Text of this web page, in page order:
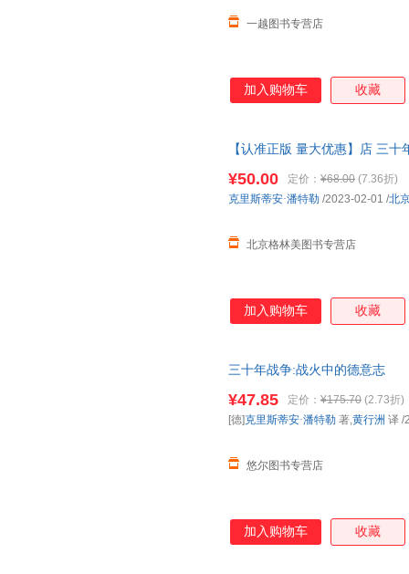
一越图书专营店
加入购物车 收藏
【认准正版 量大优惠】店 三
取
¥50.00 定价： ¥68.00 (7.36折)
北京格林美图书专营店
克里斯蒂安·潘特勒 /2023-02-01 /北
加入购物车 收藏
三十年战争:战火中的德意志
¥47.85 定价： ¥175.70 (2.73折)
悠尔图书专营店
[德]克里斯蒂安·潘特勒 著,黄行洲 译 /
加入购物车 收藏